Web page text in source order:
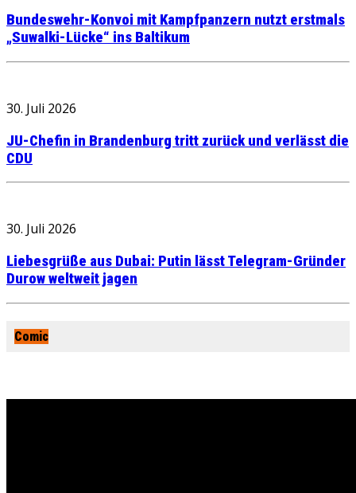
Bundeswehr-Konvoi mit Kampfpanzern nutzt erstmals
„Suwalki-Lücke“ ins Baltikum
30. Juli 2026
JU-Chefin in Brandenburg tritt zurück und verlässt die
CDU
30. Juli 2026
Liebesgrüße aus Dubai: Putin lässt Telegram-Gründer
Durow weltweit jagen
Comic